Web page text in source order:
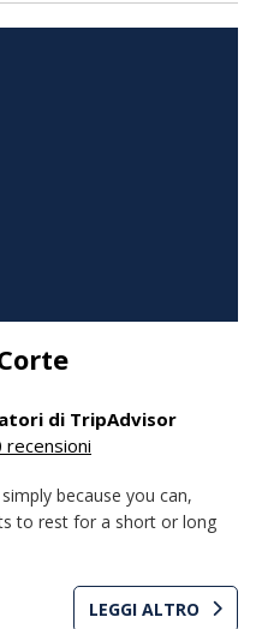
di TripAdvisor
recensioni
because you can,
to rest for a short or long
LEGGI ALTRO